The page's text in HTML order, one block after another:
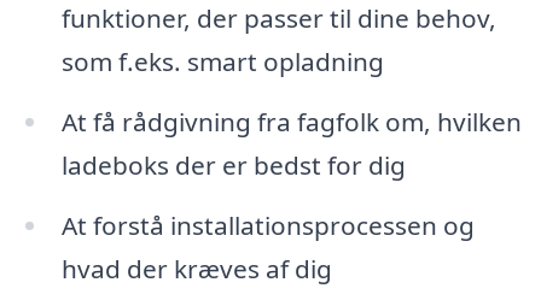
funktioner, der passer til dine behov,
som f.eks. smart opladning
At få rådgivning fra fagfolk om, hvilken
ladeboks der er bedst for dig
At forstå installationsprocessen og
hvad der kræves af dig